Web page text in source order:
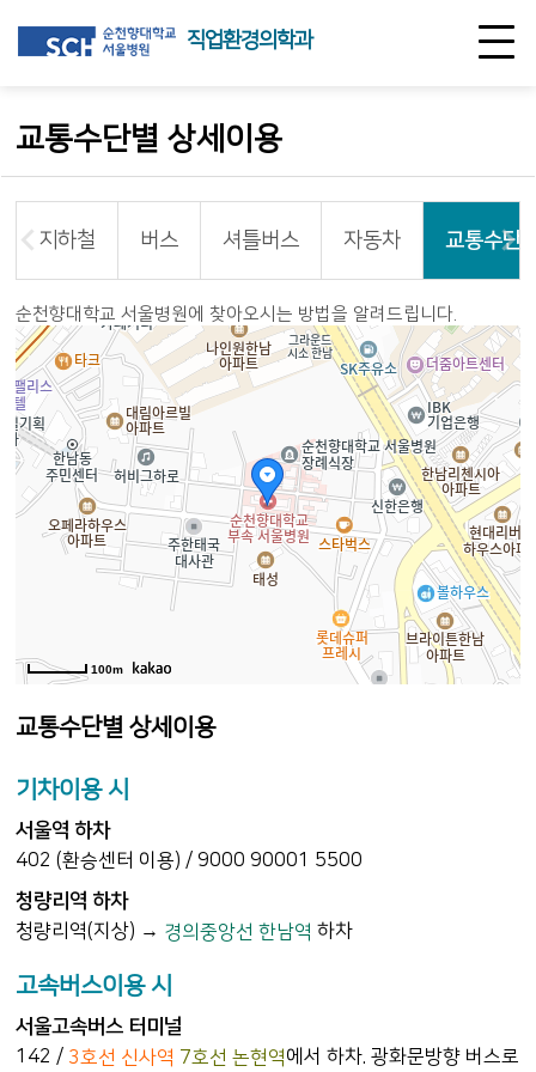
직업환경의학과
교통수단별 상세이용
지하철 버스 셔틀버스 자동차 교통수단
순천향대학교 서울병원에 찾아오시는 방법을 알려드립니다.
100m
교통수단별 상세이용
기차이용 시
서울역 하차
402 (환승센터 이용) / 9000 90001 5500
청량리역 하차
청량리역(지상) → 경의중앙선 한남역 하차
고속버스이용 시
서울고속버스 터미널
142 / 3호선 신사역 7호선 논현역에서 하차. 광화문방향 버스로